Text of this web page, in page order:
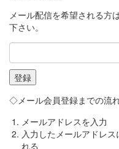
メール配信を希望される方
下さい。
◇メール会員登録までの流
メールアドレスを入力
入力したメールアドレ
れる